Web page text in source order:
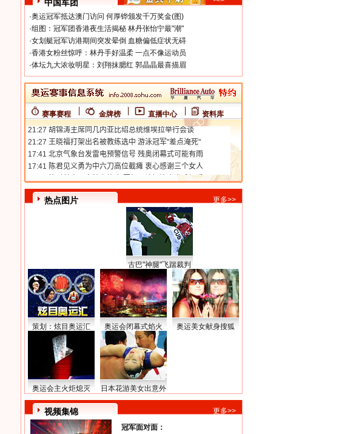
中国军团
·奥运冠军抵达澳门访问 何厚铧颁发千万奖金(图)
·组图：冠军团香港夜生活揭秘 林丹张怡宁最"潮"
·女划艇冠军访港期间突发晕倒 血糖偏低症状无碍
·香港女粉丝惊呼：林丹手好温柔 一点不像运动员
·体坛九大浓妆明星：刘翔抹腮红 郭晶晶最喜描眉
赛事赛程 金牌榜 直播中心 资料库
热点图片 更多>>
古巴"神腿"飞踹裁判
策划：炫目奥运汇 奥运会闭幕式焰火 奥运美女献身搜狐
奥运会主火炬熄灭 日本花游美女出意外
视频集锦 更多>>
冠军面对面：